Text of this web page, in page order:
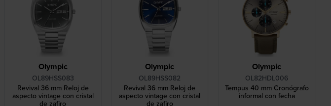
Olympic
OL89HSS083
Revival 36 mm Reloj de
aspecto vintage con cristal
Olympic
OL89HSS082
Revival 36 mm Reloj de
aspecto vintage con cristal
Olympic
OL82HDL006
Tempus 40 mm Cronógrafo
informal con fecha